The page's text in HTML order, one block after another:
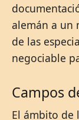
alemán a un
de las
negociable
Campos
El ámbito de